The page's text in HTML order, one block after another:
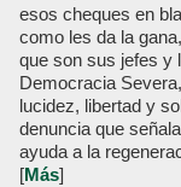
esos cheques en
como les da la
que son sus jefes y
Democracia
lucidez, libertad y
denuncia que
ayuda a la
[Más]